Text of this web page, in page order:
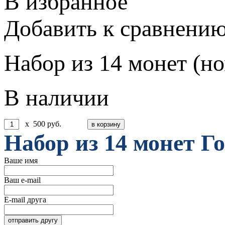
Добавить к
Набор из 14 монет
В наличии
x 500 руб.
Набор из 14 монет
Ваше имя
Ваш e-mail
E-mail друга